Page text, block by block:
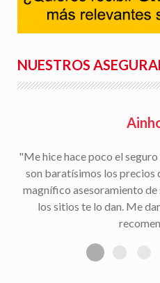
NUESTROS
"Facilidad para la
del parte a la aseguradora,
peritación y